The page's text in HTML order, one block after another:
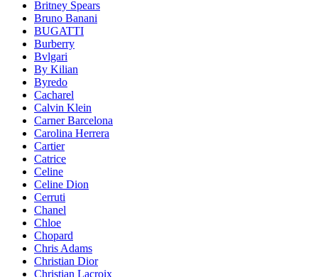
Britney Spears
Bruno Banani
BUGATTI
Burberry
Bvlgari
By Kilian
Byredo
Cacharel
Calvin Klein
Carner Barcelona
Carolina Herrera
Cartier
Catrice
Celine
Celine Dion
Cerruti
Chanel
Chloe
Chopard
Chris Adams
Christian Dior
Christian Lacroix